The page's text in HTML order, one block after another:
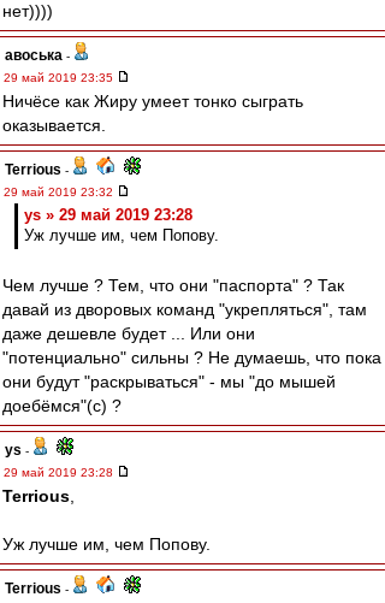
нет))))
авоська -
29 май 2019 23:35
Ничёсе как Жиру умеет тонко сыграть
оказывается.
Terrious -
29 май 2019 23:32
ys » 29 май 2019 23:28
Уж лучше им, чем Попову.
Чем лучше ? Тем, что они "паспорта" ? Так
давай из дворовых команд "укрепляться", там
даже дешевле будет ... Или они
"потенциально" сильны ? Не думаешь, что пока
они будут "раскрываться" - мы "до мышей
доебёмся"(с) ?
ys -
29 май 2019 23:28
Terrious
Уж лучше им, чем Попову.
Terrious -